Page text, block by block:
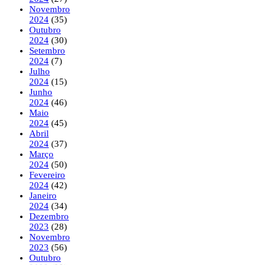
Novembro
2024 (35)
Outubro
2024 (30)
Setembro
2024 (7)
Julho
2024 (15)
Junho
2024 (46)
Maio
2024 (45)
Abril
2024 (37)
Março
2024 (50)
Fevereiro
2024 (42)
Janeiro
2024 (34)
Dezembro
2023 (28)
Novembro
2023 (56)
Outubro